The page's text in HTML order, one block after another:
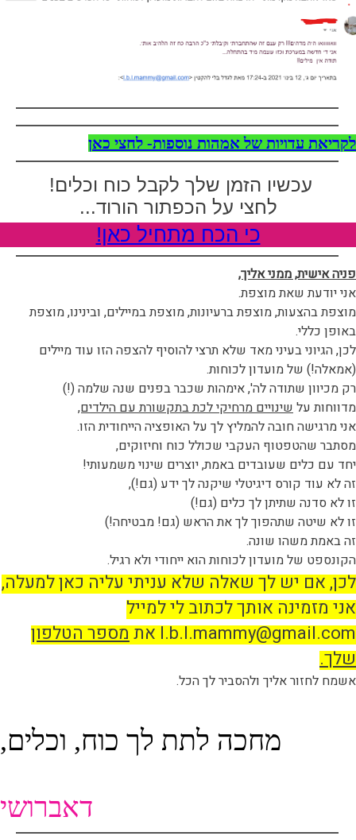
לקריאת עדויות של אמהות נוספות- לחצי כאן
עכשיו הזמן שלך לקבל כוח וכלים!
לחצי על הכפתור הורוד...
כי הכח מתחיל כאן!
פניה אישית, ממני אליך,
אני יודעת שאת מוצפת.
מוצפת בהצעות, מוצפת ברעיונות, מוצפת במיילים, ובינינו, מוצפת
באופן כללי.
לכן, הגיוני בעיני מאד שלא תרצי להוסיף להצפה הזו עוד מיילים
(אמאלה!) של מועדון לכוחות.
רק מכיוון שתודה לה', אימהות שכבר בפנים שנה שלמה (!)
מדווחות עלשינויים מרחיקי לכת בתקשורת עם הילדים,
אני מרגישה חובה להמליץ לך על האופציה הייחודית הזו.
מסתבר שהטפטוף העקבי שכולל כוח וחיזוקים,
יחד עם כלים שעובדים באמת, יוצרים שינוי משמעותי!
זה לא עוד קורס דיגיטלי שיקנה לך ידע (גם!),
זו לא סדנה שתיתן לך כלים (גם!)
זו לא שיטה שתהפוך לך את הראש (גם! מבטיחה!)
זה באמת משהו שונה.
הקונספט של מועדון לכוחות הוא ייחודי ולא רגיל.
לכן, אם יש לך שאלה שלא עניתי עליה כאן למעלה,
אני מזמינה אותך לכתוב לי למייל
l.b.l.mammy@gmail.comאתמספר הטלפון
שלך.
אשמח לחזור אליך ולהסביר לך הכל.
מחכה לתת לך כוח, וכלים,
דאברושי